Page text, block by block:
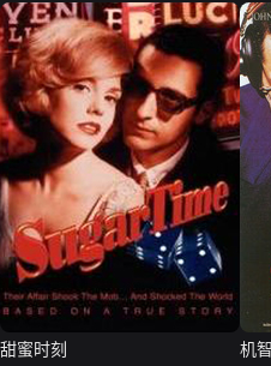
甜蜜时刻
机